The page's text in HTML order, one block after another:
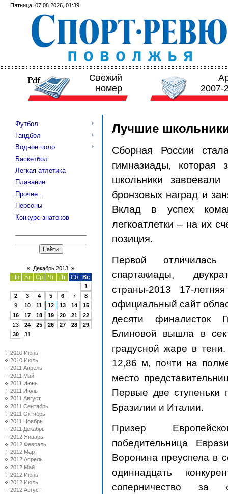
Пятница, 07.08.2026, 01:39
Свежий
номер
2007-
Футбол
Гандбол
Водное поло
Баскетбол
Легкая атлетика
Плавание
Прочее...
Персоны
Конкурс знатоков
« Декабрь 2013 »
Пн
Вт Ср Чт Пт Сб
Вс
1
2
3 4 5 6 7
8
9
10 11 12 13 14
15
16
17 18 19 20 21
22
23
24 25 26 27 28
29
30
31
2010 Июнь
2010 Июль
2011 Апрель
2011 Май
2011 Июнь
2011 Июль
2011 Август
2011 Сентябрь
2011 Октябрь
2011 Ноябрь
2011 Декабрь
2012 Январь
2012 Февраль
2012 Март
2012 Апрель
2012 Май
2012 Июнь
2012 Июль
2012 Август
Лучшие
Сборная России
гимназиады,
школьники
бронзовых наград и
Вклад в успех
легкоатлетки – на их
позиция.
Первой отличилась
спартакиады,
страны-2013 17-
официальный сайт
десяти финалисток
Блиновой вышла в
градусной жаре в
12,86 м, почти на
место
Первые две ступеньки
Бразилии и Италии.
Призер
победительница
Воронина преуспела в
одиннадцать
соперничество за